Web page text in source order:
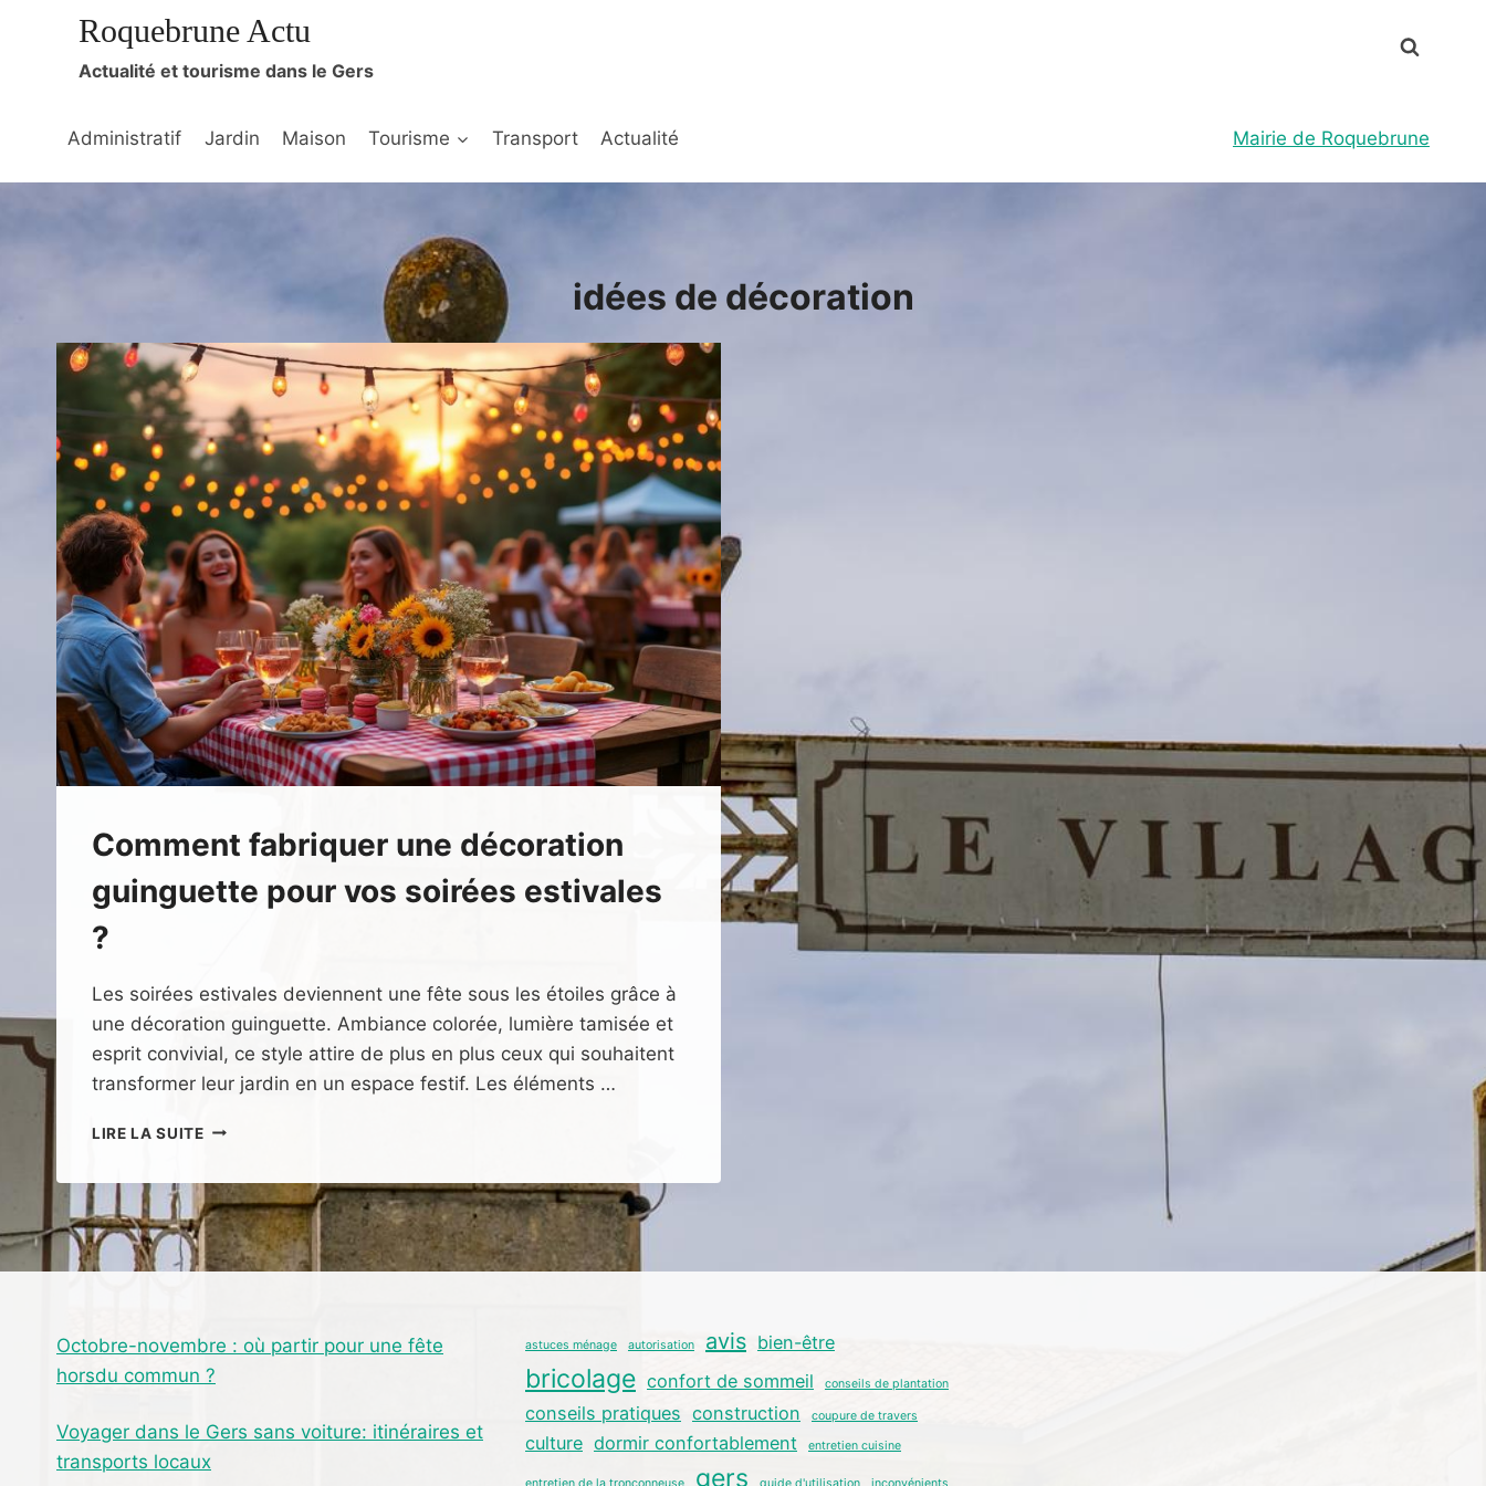
Roquebrune Actu
Actualité et tourisme dans le Gers
Administratif Jardin Maison Tourisme Transport Actualité Mairie de Roquebrune
idées de décoration
Comment fabriquer une décoration
guinguette pour vos soirées estivales
?
Les soirées estivales deviennent une fête sous les étoiles grâce à
une décoration guinguette. Ambiance colorée, lumière tamisée et
esprit convivial, ce style attire de plus en plus ceux qui souhaitent
transformer leur jardin en un espace festif. Les éléments …
LIRE LA SUITECOMMENT
DÉCORATION
GUINGUETTE
POUR
VOS
Octobre-novembre : où partir pour une fête
horsdu commun ?
Voyager dans le Gers sans voiture: itinéraires et
transports locaux
astuces ménage autorisation avis bien-être
bricolage confort de sommeil conseils de plantation
conseils pratiques construction coupure de travers
culture dormir confortablement entretien cuisine
gers